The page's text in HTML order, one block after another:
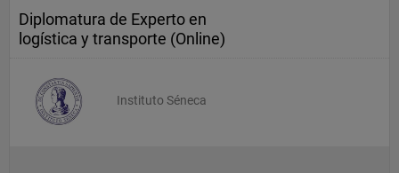
Diplomatura de Experto en
logística y transporte (Online)
Instituto Séneca